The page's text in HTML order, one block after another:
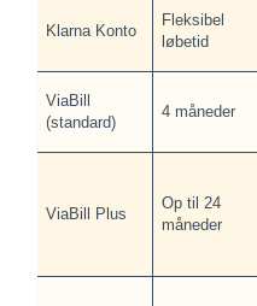
Klarna Konto
Fleksibel
løbetid
ViaBill
(standard)
4 måneder
ViaBill Plus
Op til 24
måneder